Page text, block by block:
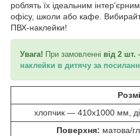
роблять їх ідеальним
офісу, школи або кафе.
ПВХ-наклейки!
Увага! При замовленні від 2
наклейки в дитячу за
хлопчик — 410х1000 мм,
Поверхня: матова/